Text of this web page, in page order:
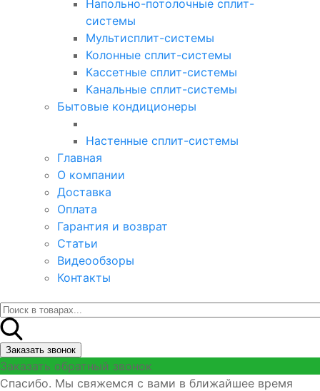
Напольно-потолочные сплит-
системы
Мультисплит-системы
Колонные сплит-системы
Кассетные сплит-системы
Канальные сплит-системы
Бытовые кондиционеры
Настенные сплит-системы
Главная
О компании
Доставка
Оплата
Гарантия и возврат
Статьи
Видеообзоры
Контакты
Заказать звонок
Заказать обратный звонок
Спасибо. Мы свяжемся с вами в ближайшее время